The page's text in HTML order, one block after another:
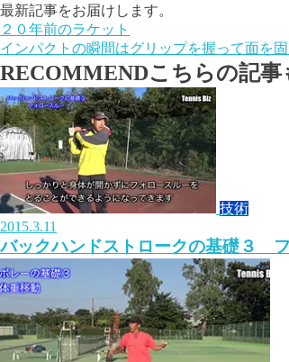
最新記事をお届けします。
２０年前のラケット
インパクトの瞬間はグリップを握って面を
RECOMMENDこちらの記事
技術
2015.3.11
バックハンドストロークの基礎３